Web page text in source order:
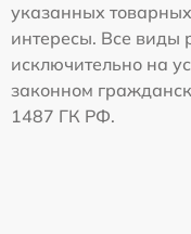
указанных
интересы. Все виды
исключительно на
законном
1487 ГК РФ.